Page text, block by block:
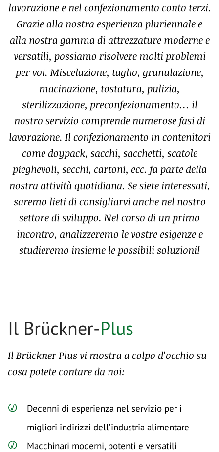
lavorazione e nel confezionamento conto terzi.
Grazie alla nostra esperienza pluriennale e
alla nostra gamma di attrezzature moderne e
versatili, possiamo risolvere molti problemi
per voi. Miscelazione, taglio, granulazione,
macinazione, tostatura, pulizia,
sterilizzazione, preconfezionamento… il
nostro servizio comprende numerose fasi di
lavorazione. Il confezionamento in contenitori
come doypack, sacchi, sacchetti, scatole
pieghevoli, secchi, cartoni, ecc. fa parte della
nostra attività quotidiana. Se siete interessati,
saremo lieti di consigliarvi anche nel nostro
settore di sviluppo. Nel corso di un primo
incontro, analizzeremo le vostre esigenze e
studieremo insieme le possibili soluzioni!
Il Brückner-Plus
Il Brückner Plus vi mostra a colpo d’occhio su
cosa potete contare da noi:
Decenni di esperienza nel servizio per i
migliori indirizzi dell’industria alimentare
Macchinari moderni, potenti e versatili